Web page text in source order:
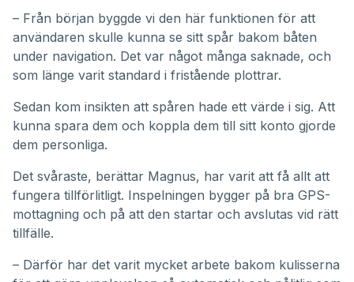
– Från början byggde vi den här funktionen för att
användaren skulle kunna se sitt spår bakom båten
under navigation. Det var något många saknade, och
som länge varit standard i fristående plottrar.
Sedan kom insikten att spåren hade ett värde i sig. Att
kunna spara dem och koppla dem till sitt konto gjorde
dem personliga.
Det svåraste, berättar Magnus, har varit att få allt att
fungera tillförlitligt. Inspelningen bygger på bra GPS-
mottagning och på att den startar och avslutas vid rätt
tillfälle.
– Därför har det varit mycket arbete bakom kulisserna